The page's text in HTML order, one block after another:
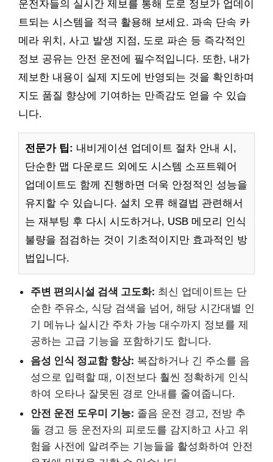
운전자들의 실시간 제보를 통해 도로 정보가 업데이
트되는 시스템을 적극 활용해 보세요. 과속 단속 카
메라 위치, 사고 발생 지점, 도로 파손 등 즉각적인
정보 공유는 안전 운전에 필수적입니다. 또한, 내가
제보한 내용이 실제 지도에 반영되는 것을 확인하며
지도 품질 향상에 기여하는 만족감도 얻을 수 있습
니다.
전문가 팁: 내비게이션 업데이트 절차 안내 시,
단순한 맵 다운로드 외에도 시스템 소프트웨어
업데이트도 함께 진행하면 더욱 안정적인 성능을
유지할 수 있습니다. 설치 오류 해결법 관련해서
는 재부팅 후 다시 시도하거나, USB 메모리 인식
불량을 점검하는 것이 기초적이지만 효과적인 방
법입니다.
주변 편의시설 검색 고도화: 최신 업데이트는 단
순한 주유소, 식당 검색을 넘어, 해당 시간대별 인
기 메뉴나 실시간 주차 가능 대수까지 정보를 제
공하는 고급 기능을 포함하기도 합니다.
음성 인식 정교함 향상: 복잡하거나 긴 주소를 음
성으로 입력할 때, 이전보다 훨씬 정확하게 인식
하여 오타나 잘못된 경로 안내를 줄여줍니다.
안전 운전 도우미 기능: 졸음 운전 경고, 전방 추
돌 경고 등 운전자의 피로도를 감지하고 사고 위
험을 사전에 알려주는 기능들을 활성화하여 안전